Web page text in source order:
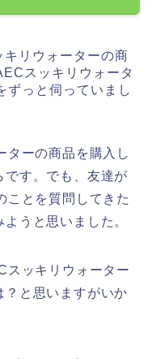
リウォーターの商
スッキリウォータ
ずっと伺っていまし
ターの商品を購入し
です。でも、友達が
ことを質問してきた
うと思いました。
スッキリウォーター
？と思いますがいか